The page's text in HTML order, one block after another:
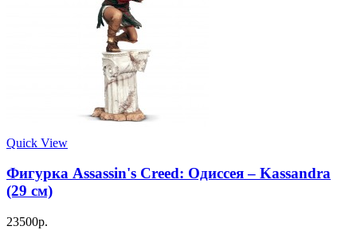
Quick View
Фигурка Assassin's Creed: Одиссея – Kassandra
(29 см)
23500р.